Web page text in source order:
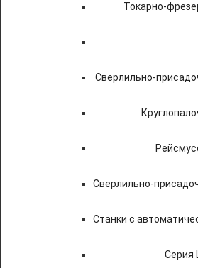
Токарно-
Сверлильно-
Сверлильно-
Станки с
Серия